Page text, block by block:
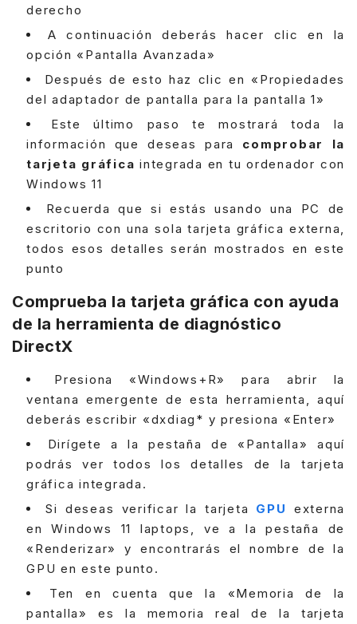
derecho
A continuación deberás hacer clic en la
opción «Pantalla Avanzada»
Después de esto haz clic en «Propiedades
del adaptador de pantalla para la pantalla 1»
Este último paso te mostrará toda la
información que deseas para comprobar la
tarjeta gráficaintegrada en tu ordenador con
Windows 11
Recuerda que si estás usando una PC de
escritorio con una sola tarjeta gráfica externa,
todos esos detalles serán mostrados en este
punto
Comprueba la tarjeta gráfica con ayuda
de la herramienta de diagnóstico
DirectX
Presiona «Windows+R» para abrir la
ventana emergente de esta herramienta, aquí
deberás escribir «dxdiag* y presiona «Enter»
Dirígete a la pestaña de «Pantalla» aquí
podrás ver todos los detalles de la tarjeta
gráfica integrada.
Si deseas verificar la tarjeta GPU
externa
en Windows 11 laptops, ve a la pestaña de
«Renderizar» y encontrarás el nombre de la
GPU en este punto.
Ten en cuenta que la «Memoria de la
pantalla» es la memoria real de la tarjeta